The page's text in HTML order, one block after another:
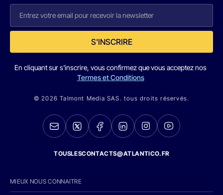
S'INSCRIRE
En cliquant sur s'inscrire, vous confirmez que vous acceptez nos
Termes et Conditions
© 2026 Talmont Media SAS. tous droits réservés.
TOUSLESCONTACTS@ATLANTICO.FR
MIEUX NOUS CONNAITRE